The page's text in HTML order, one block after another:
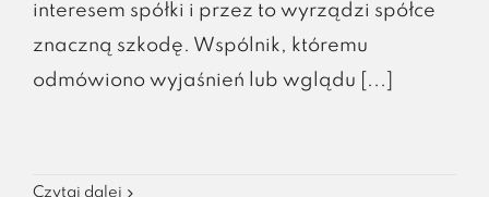
interesem spółki i przez to wyrządzi spółce
znaczną szkodę. Wspólnik, któremu
odmówiono wyjaśnień lub wglądu [...]
Czytaj dalej